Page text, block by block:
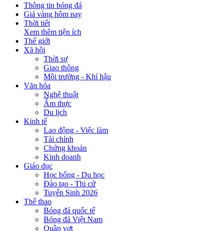
Thông tin bóng đá
Giá vàng hôm nay
Thời tiết
Xem thêm tiện ích
Thế giới
Xã hội
Thời sự
Giao thông
Môi trường - Khí hậu
Văn hóa
Nghệ thuật
Ẩm thực
Du lịch
Kinh tế
Lao động - Việc làm
Tài chính
Chứng khoán
Kinh doanh
Giáo dục
Học bổng - Du học
Đào tạo - Thi cử
Tuyển Sinh 2026
Thể thao
Bóng đá quốc tế
Bóng đá Việt Nam
Quần vợt